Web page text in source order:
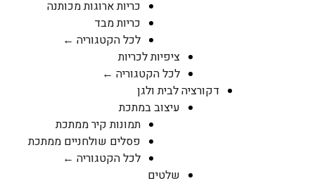
כריות ארוגות מכותנה
כריות מבד
לכל הקטגוריה ←
ציפיות לכריות
לכל הקטגוריה ←
דקורציה לבית ולגן
עיצוב במתכת
תמונות קיר ממתכת
פסלים שולחניים ממתכת
לכל הקטגוריה ←
שלטים